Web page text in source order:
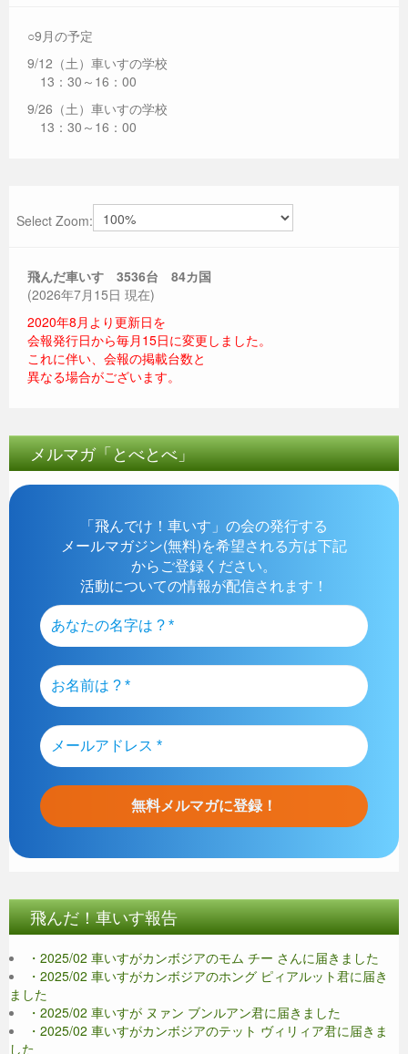
○9月の予定
9/12（土）車いすの学校
13：30～16：00
9/26（土）車いすの学校
13：30～16：00
Select Zoom:
飛んだ車いす 3536台 84カ国
(2026年7月15日 現在)
2020年8月より更新日を
会報発行日から毎月15日に変更しました。
これに伴い、会報の掲載台数と
異なる場合がございます。
メルマガ「とべとべ」
「飛んでけ！車いす」の会の発行する
メールマガジン(無料)を希望される方は下記
からご登録ください。
活動についての情報が配信されます！
飛んだ！車いす報告
・2025/02 車いすがカンボジアのモム チー さんに届きました
・2025/02 車いすがカンボジアのホング ピィアルット君に届き
ました
・2025/02 車いすが ヌァン ブンルアン君に届きました
・2025/02 車いすがカンボジアのテット ヴィリィア君に届きま
した